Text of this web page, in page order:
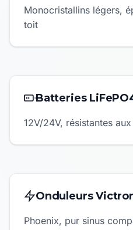
Monocristallins légers,
toit
Batteries
12V/24V, résistantes
Onduleurs
Phoenix, pur sinus